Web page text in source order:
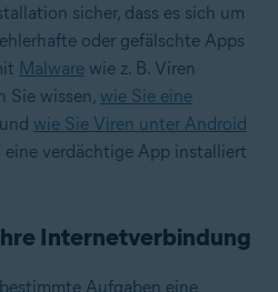
sicher, dass es sich um
oder gefälschte Apps
Malware wie z. B. Viren
Sie wissen, wie Sie eine
und wie Sie Viren unter Android
eine verdächtige App installiert
Internetverbindung
Aufgaben eine